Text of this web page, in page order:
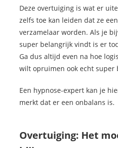
Deze overtuiging is wat er
zelfs toe kan leiden dat ze
verzamelaar worden. Als je
super belangrijk vindt is er
Ga dus altijd even na hoe
wilt opruimen ook echt super
Een hypnose-expert kan je
merkt dat er een onbalans is.
Overtuiging: Het